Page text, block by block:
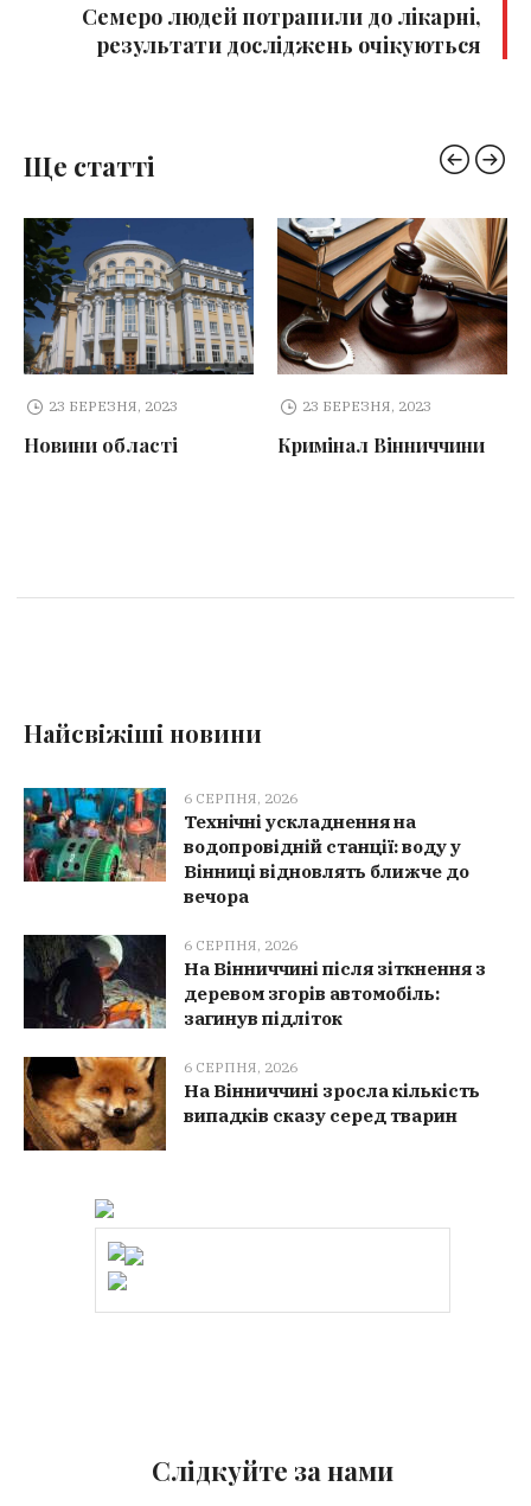
Семеро людей потрапили до лікарні,
результати досліджень очікуються
Ще статті
23 БЕРЕЗНЯ, 2023
Новини області
23 БЕРЕЗНЯ, 2023
Кримінал Вінниччини
Найсвіжіші новини
6 СЕРПНЯ, 2026
Технічні ускладнення на
водопровідній станції: воду у
Вінниці відновлять ближче до
вечора
6 СЕРПНЯ, 2026
На Вінниччині після зіткнення з
деревом згорів автомобіль:
загинув підліток
6 СЕРПНЯ, 2026
На Вінниччині зросла кількість
випадків сказу серед тварин
Слідкуйте за нами